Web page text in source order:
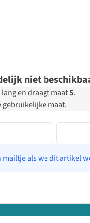
niet
lang en draagt maatS.
gebruikelijke maat.
mailtje als we dit artikel